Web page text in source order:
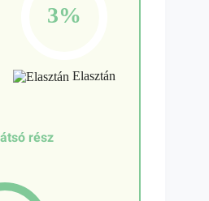
3%
Elasztán
rész